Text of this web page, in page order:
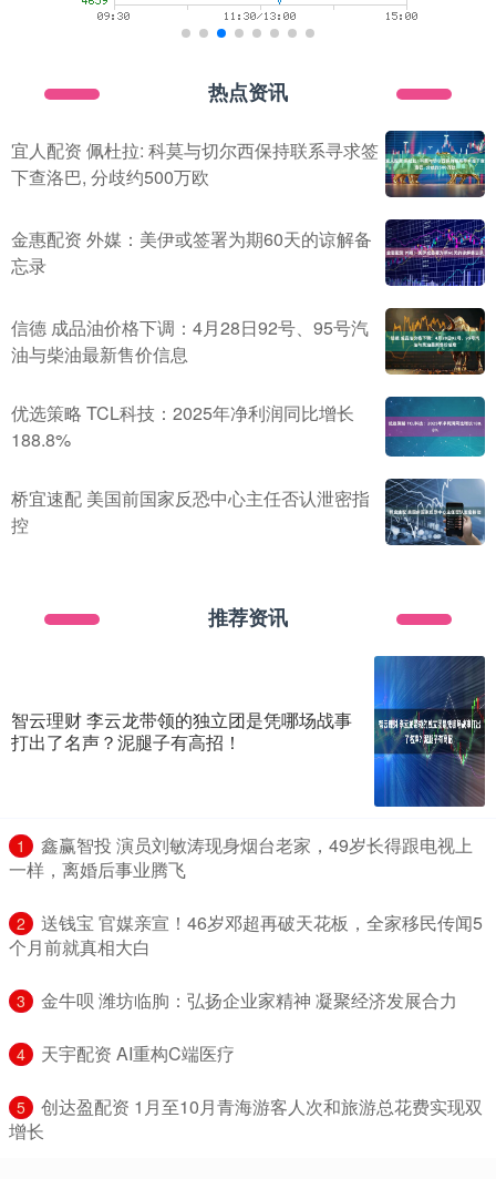
热点资讯
宜人配资 佩杜拉: 科莫与切尔西保持联系寻求签
下查洛巴, 分歧约500万欧
金惠配资 外媒：美伊或签署为期60天的谅解备
忘录
信德 成品油价格下调：4月28日92号、95号汽
油与柴油最新售价信息
优选策略 TCL科技：2025年净利润同比增长
188.8%
桥宜速配 美国前国家反恐中心主任否认泄密指
控
推荐资讯
智云理财 李云龙带领的独立团是凭哪场战事
打出了名声？泥腿子有高招！
1
​鑫赢智投 演员刘敏涛现身烟台老家，49岁长得跟电视上
一样，离婚后事业腾飞
2
​送钱宝 官媒亲宣！46岁邓超再破天花板，全家移民传闻5
个月前就真相大白
3 ​金牛呗 潍坊临朐：弘扬企业家精神 凝聚经济发展合力
4 ​天宇配资 AI重构C端医疗
5
​创达盈配资 1月至10月青海游客人次和旅游总花费实现双
增长